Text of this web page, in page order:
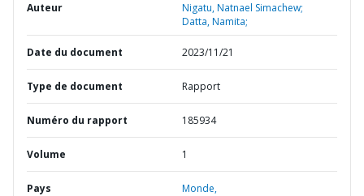
Auteur
Nigatu, Natnael Simachew;
Datta, Namita;
Date du document 2023/11/21
Type de document Rapport
Numéro du rapport 185934
Volume 1
Pays Monde,